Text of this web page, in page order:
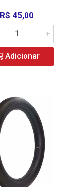
R$ 45,00
Adicionar